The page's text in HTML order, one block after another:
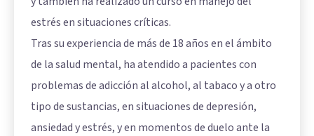
estrés en situaciones críticas.
Tras su experiencia de más de 18 años en el ámbito
de la salud mental, ha atendido a pacientes con
problemas de adicción al alcohol, al tabaco y a otro
tipo de sustancias, en situaciones de depresión,
ansiedad y estrés, y en momentos de duelo ante la